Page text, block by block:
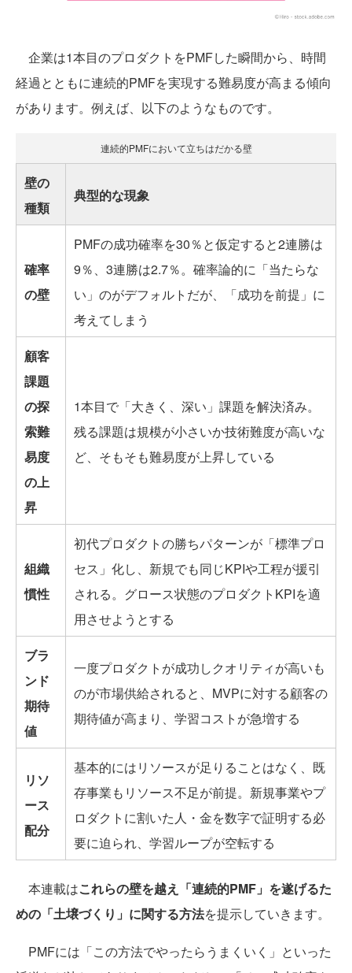
企業は1本目のプロダクトをPMFした瞬間から、時間
経過とともに連続的PMFを実現する難易度が高まる傾向
があります。例えば、以下のようなものです。
連続的PMFにおいて立ちはだかる壁
壁の
種類
典型的な現象
確率
の壁
PMFの成功確率を30％と仮定すると2連勝は
9％、3連勝は2.7％。確率論的に「当たらな
い」のがデフォルトだが、「成功を前提」に
考えてしまう
顧客
課題
の探
索難
易度
の上
昇
1本目で「大きく、深い」課題を解決済み。
残る課題は規模が小さいか技術難度が高いな
ど、そもそも難易度が上昇している
組織
慣性
初代プロダクトの勝ちパターンが「標準プロ
セス」化し、新規でも同じKPIや工程が援引
される。グロース状態のプロダクトKPIを適
用させようとする
ブラ
ンド
期待
値
一度プロダクトが成功しクオリティが高いも
のが市場供給されると、MVPに対する顧客の
期待値が高まり、学習コストが急増する
リソ
ース
配分
基本的にはリソースが足りることはなく、既
存事業もリソース不足が前提。新規事業やプ
ロダクトに割いた人・金を数字で証明する必
要に迫られ、学習ループが空転する
本連載はこれらの壁を越え「連続的PMF」を遂げるた
めの「土壌づくり」に関する方法を提示していきます。
PMFには「この方法でやったらうまくいく」といった